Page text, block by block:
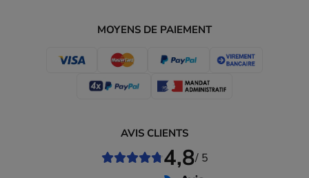
MOYENS DE PAIEMENT
AVIS CLIENTS
4,8/ 5